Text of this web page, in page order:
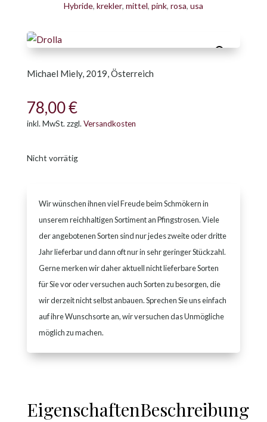
Hybride, krekler, mittel, pink, rosa, usa
Michael Miely, 2019, Österreich
78,00€
inkl. MwSt. zzgl. Versandkosten
Nicht vorrätig
Wir wünschen ihnen viel Freude beim Schmökern in
unserem reichhaltigen Sortiment an Pfingstrosen. Viele
der angebotenen Sorten sind nur jedes zweite oder dritte
Jahr lieferbar und dann oft nur in sehr geringer Stückzahl.
Gerne merken wir daher aktuell nicht lieferbare Sorten
für Sie vor oder versuchen auch Sorten zu besorgen, die
wir derzeit nicht selbst anbauen. Sprechen Sie uns einfach
auf ihre Wunschsorte an, wir versuchen das Unmögliche
möglich zu machen.
EigenschaftenBeschreibung